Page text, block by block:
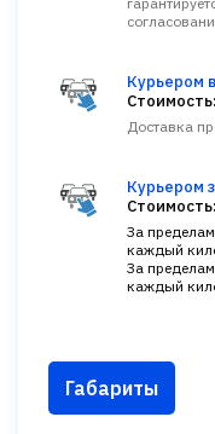
Курьером
Доставка
Курьером
За
каждый
За
каждый
Габариты